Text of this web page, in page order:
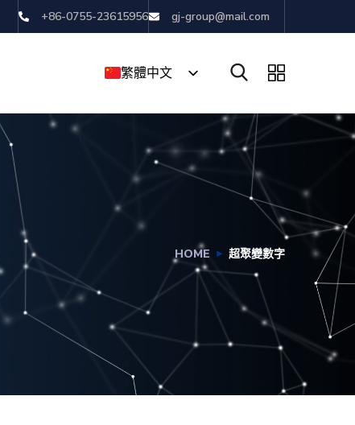
+86-0755-23615956 gj-group@mail.com
繁體中文
简体中文
HOME 超聚變數字